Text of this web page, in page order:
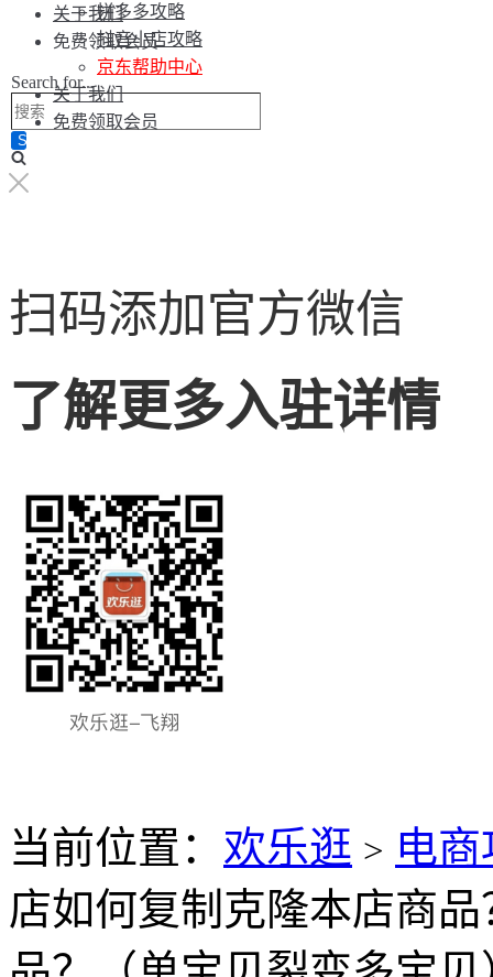
关于我们
免费领取会员
Search for...
拼多多攻略
抖音小店攻略
京东帮助中心
关于我们
免费领取会员
扫码添加官方微信
了解更多入驻详情
当前位置： 欢乐逛 > 电
店如何复制克隆本店商